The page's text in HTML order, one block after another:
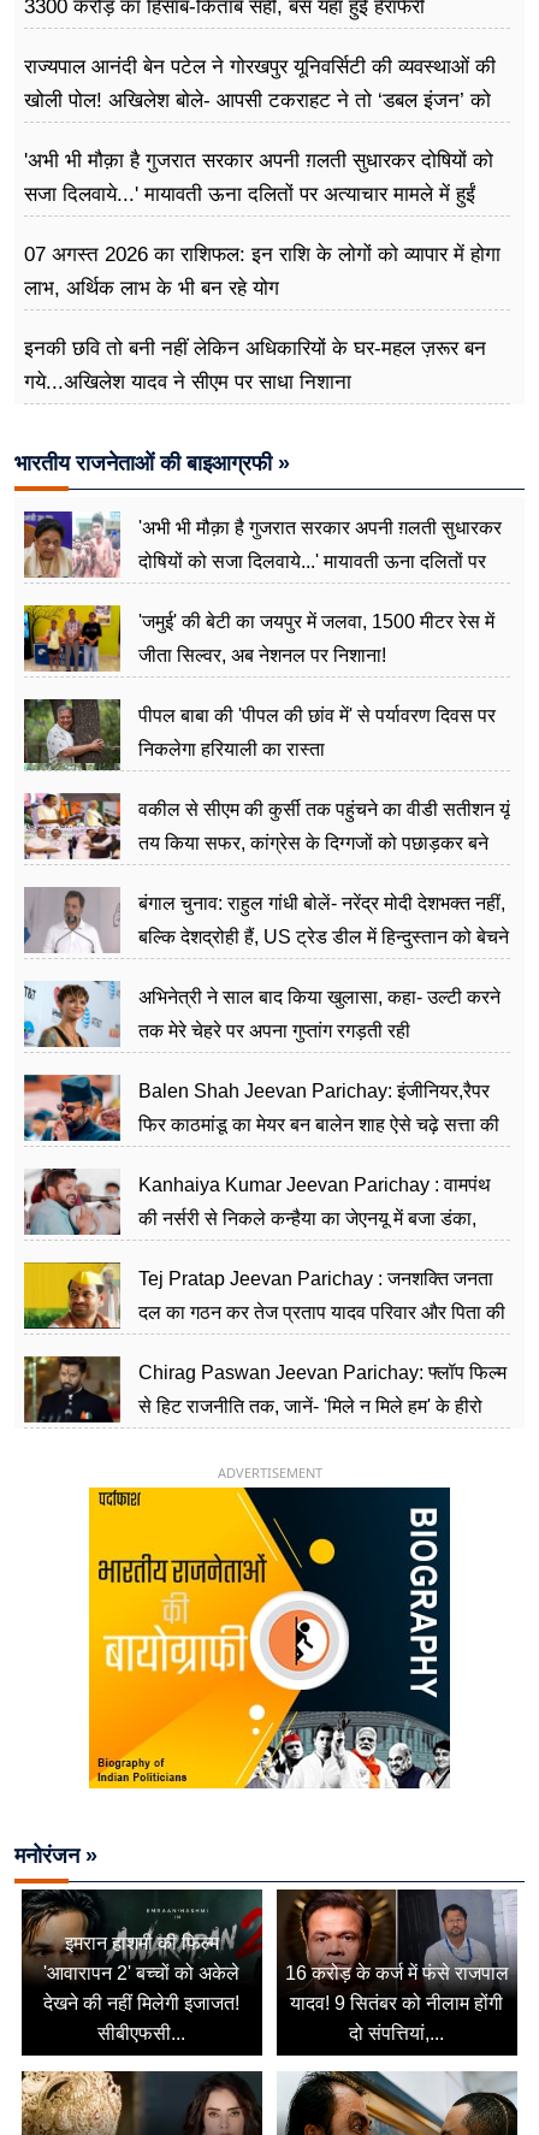
3300 करोड़ का हिसाब-किताब सही, बस यहां हुई हेराफेरी
राज्यपाल आनंदी बेन पटेल ने गोरखपुर यूनिवर्सिटी की व्यवस्थाओं की
खोली पोल! अखिलेश बोले- आपसी टकराहट ने तो ‘डबल इंजन’ को
'अभी भी मौक़ा है गुजरात सरकार अपनी ग़लती सुधारकर दोषियों को
सजा दिलवाये...' मायावती ऊना दलितों पर अत्याचार मामले में हुईं
07 अगस्त 2026 का राशिफल: इन राशि के लोगों को व्यापार में होगा
लाभ, अर्थिक लाभ के भी बन रहे योग
इनकी छवि तो बनी नहीं लेकिन अधिकारियों के घर-महल ज़रूर बन
गये...अखिलेश यादव ने सीएम पर साधा​ निशाना
भारतीय राजनेताओं की बाइआग्रफी »
'अभी भी मौक़ा है गुजरात सरकार अपनी ग़लती सुधारकर
दोषियों को सजा दिलवाये...' मायावती ऊना दलितों पर
'जमुई' की बेटी का जयपुर में जलवा, 1500 मीटर रेस में
जीता सिल्वर, अब नेशनल पर निशाना!
पीपल बाबा की 'पीपल की छांव में' से पर्यावरण दिवस पर
निकलेगा हरियाली का रास्ता
वकील से सीएम की कुर्सी तक पहुंचने का वीडी सतीशन यूं
तय किया सफर, कांग्रेस के दिग्गजों को पछाड़कर बने
बंगाल चुनाव: राहुल गांधी बोलें- नरेंद्र मोदी देशभक्त नहीं,
बल्कि देशद्रोही हैं, US ट्रेड डील में हिन्दुस्तान को बेचने
अभिनेत्री ने साल बाद किया खुलासा, कहा- उल्टी करने
तक मेरे चेहरे पर अपना गुप्तांग रगड़ती रही
Balen Shah Jeevan Parichay: इंजीनियर,रैपर
फिर काठमांडू का मेयर बन बालेन शाह ऐसे चढ़े सत्ता की
Kanhaiya Kumar Jeevan Parichay : वामपंथ
की नर्सरी से निकले कन्हैया का जेएनयू में बजा डंका,
Tej Pratap Jeevan Parichay : जनशक्ति जनता
दल का गठन कर तेज प्रताप यादव परिवार और पिता की
Chirag Paswan Jeevan Parichay: फ्लॉप फिल्म
से हिट राजनीति तक, जानें- 'मिले न मिले हम' के हीरो
ADVERTISEMENT
मनोरंजन »
इमरान हाशमी की फिल्म
'आवारापन 2' बच्चों को अकेले
देखने की नहीं मिलेगी इजाजत!
सीबीएफसी...
16 करोड़ के कर्ज में फंसे राजपाल
यादव! 9 सितंबर को नीलाम होंगी
दो संपत्तियां,...